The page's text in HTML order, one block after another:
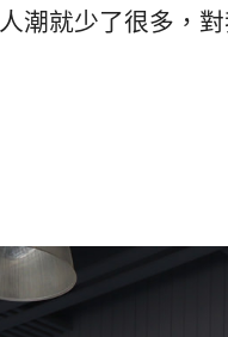
人潮就少了很多，